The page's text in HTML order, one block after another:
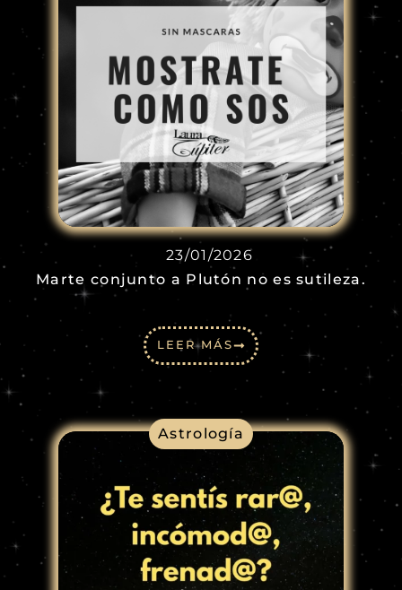
23/01/2026
Marte conjunto a Plutón no es sutileza.
LEER MÁS
Astrología